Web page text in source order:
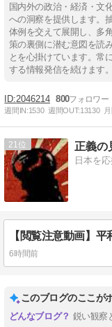
国内外の政治・経済・文
への洞察を提供します。
体例を交えて展開し、多
策の裏側に潜む意図を読
とを心掛けています。常
する情報発信を続けます。
2046214 800
週間IN:1530 週間OUT:13130
21 正義の
日本を
6時間前
このブログのここが
鋭い観察